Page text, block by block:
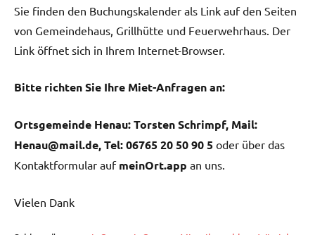
Sie finden den Buchungskalender als Link auf den Seiten
von Gemeindehaus, Grillhütte und Feuerwehrhaus. Der
Link öffnet sich in Ihrem Internet-Browser.
Bitte richten Sie Ihre Miet-Anfragen an:
Ortsgemeinde Henau: Torsten Schrimpf, Mail:
Henau@mail.de, Tel: 06765 20 50 90 5 oder über das
Kontaktformular auf meinOrt.app an uns.
Vielen Dank